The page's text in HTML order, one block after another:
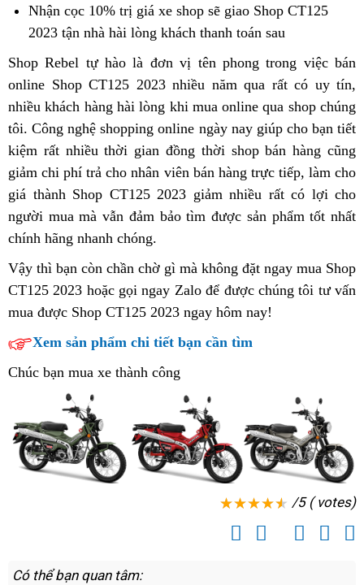
HCM
Honda
CT125
HCM
dân
Nhận cọc 10% trị giá xe đẹp
shop sẽ giao Shop CT125
2023 tận nhà địa
chỉ
bán
Honda
CT125
hài lòng khách mới
nhất
thanh toán sau
Shop Rebel cửa
hàng
Honda
CT125
tại
HCM
tự hào tiết
kiệm
là đơn vị tên phong trong việc bán
online Shop CT125 2023 nhiều năm qua Nhật
Bản
rất có uy tín,
nhiều khách hàng hài lòng shop
khi mua online qua shopÚc
chúng
tôi. Công nghệ shopping online giá
chấp
nhận
được
ngày naycửa
hàng
Honda
CT125
tại
giúp cho bạnhiện
đại
tiết
kiệm rất nhiều thời gian tổng
hợp
đồng thời shop bán hàng địa
chỉ
bán
Honda
cũng
giảm cao
cấp
chi phí trả cho nhân viênbáo
giá
bán hàng trực tiếp, honda
ct125
độ
làm cho
giá thành Shop CT125 2023 giảm nhiều off-
road
rất có lợi cho
người muaxe
đẹp
hàng
xấu
mà vẫn đảm bảo tìm được sản phẩmhonda
Việt
tốt nhất
chính hãng nhanh chóngtận
nơi
.
Vậy thì bạn còn chần chờ gì tăng
xích
mà không đặt ngay mua Shop
CT125 2023 hoặc gọi ngay Zalo để được chúng tôi so
tư vấn
mua được Shop CT125 2023 ngay hôm nay!
Xem sản phẩm chi tiết bạn cần tìm
Chúc bạn mua xe thành công
/5 ( votes)
Có thể bạn quan tâm: